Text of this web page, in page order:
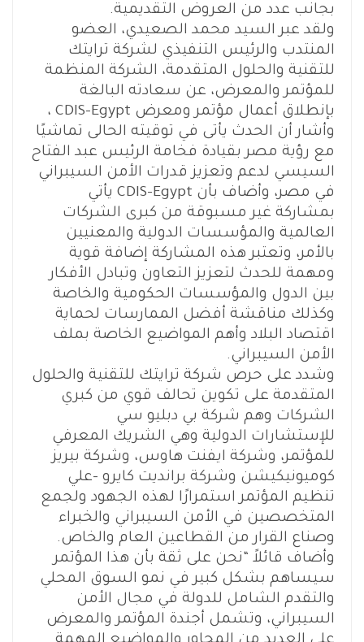
بجانب عدد من العروض التقديمية.
ولقد عبر السيد محمد الصعيدي، العضو
المنتدب والرئيس التنفيذي لشركة ترايتك
للتقنية والحلول المتقدمة، الشركة المنظمة
للمؤتمر والمعرض، عن سعادته البالغة
بإنطلاق أعمال مؤتمر ومعرض CDIS-Egypt ،
وأشار أن الحدث يأتى في توقيته الحالى تماشيًا
مع رؤية مصر بقيادة فخامة الرئيس عبد الفتاح
السيسي لدعم وتعزيز قدرات الأمن السيبراني
في مصر، وأضاف بأن CDIS-Egypt يأتي
بمشاركة غير مسبوقة من كبرى الشركات
العالمية والمؤسسات الدولية والمعنيين
بالأمر، وتعتبر هذه المشاركة إضافة قوية
ومهمة للحدث لتعزيز التعاون وتبادل الأفكار
بين الدول والمؤسسات الحكومية والخاصة
وكذلك مناقشة أفضل الممارسات لحماية
اقتصاد البلاد وأهم المواضيع الخاصة بملف
الأمن السيبراني.
وشدد على حرص شركة ترايتك للتقنية والحلول
المتقدمة على تكوين تحالف قوي من كبري
الشركات وهم شركة بي دبليو سي
للإستشارات الدولية وهي الشريك المعرفي
للمؤتمر، وشركة ايفنت هاوس، وشركة بيريز
كوميونيكيشن وشركة برانديت كايرو –علي
تنظيم المؤتمر استمرارًا لهذه الجهود ولجمع
المتخصصين في الأمن السيبراني والخبراء
وصناع القرار من القطاعين العام والخاص.
وأضاف قائلاً “نحن على ثقة بأن هذا المؤتمر
سيساهم بشكل كبير في نمو السوق المحلي
والتقدم الشامل للدولة في مجال الأمن
السيبراني، وتشمل أجندة المؤتمر والمعرض